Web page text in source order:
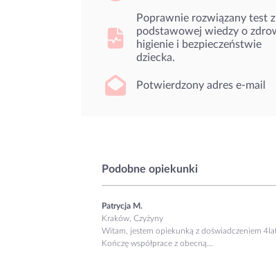
Poprawnie rozwiązany test z
podstawowej wiedzy o
higienie i bezpieczeństwie
dziecka.
Potwierdzony adres e-mail
Podobne opiekunki
Patrycja M.
Kraków, Czyżyny
Witam, jestem opiekunką z doświadczeniem
Kończę współprace z obecną...